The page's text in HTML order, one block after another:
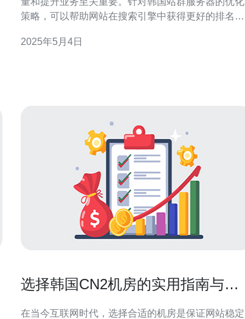
策略，可以帮助网站在搜索引擎中获得更好的排名。
器，提升网站排名。 首先，选择合适的服务器对于站
2025年5月4日
选择韩国CN2机房的实用指南与推
在当今互联网时代，选择合适的机房是保证网站稳定